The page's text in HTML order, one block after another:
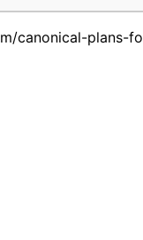
canonical-plans-